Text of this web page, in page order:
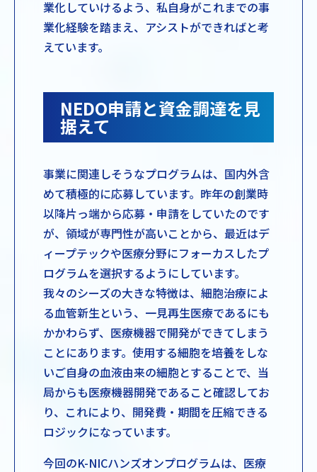
業化していけるよう、私自身がこれまでの事
業化経験を踏まえ、アシストができればと考
えています。
NEDO申請と資金調達を見
据えて
事業に関連しそうなプログラムは、国内外含
めて積極的に応募しています。昨年の創業時
以降片っ端から応募・申請をしていたのです
が、領域が専門性が高いことから、最近はデ
ィープテックや医療分野にフォーカスしたプ
ログラムを選択するようにしています。
我々のシーズの大きな特徴は、細胞治療によ
る血管新生という、一見再生医療であるにも
かかわらず、医療機器で開発ができてしまう
ことにあります。使用する細胞を培養をしな
いご自身の血液由来の細胞とすることで、当
局からも医療機器開発であること確認してお
り、これにより、開発費・期間を圧縮できる
ロジックになっています。
今回のK-NICハンズオンプログラムは、医療